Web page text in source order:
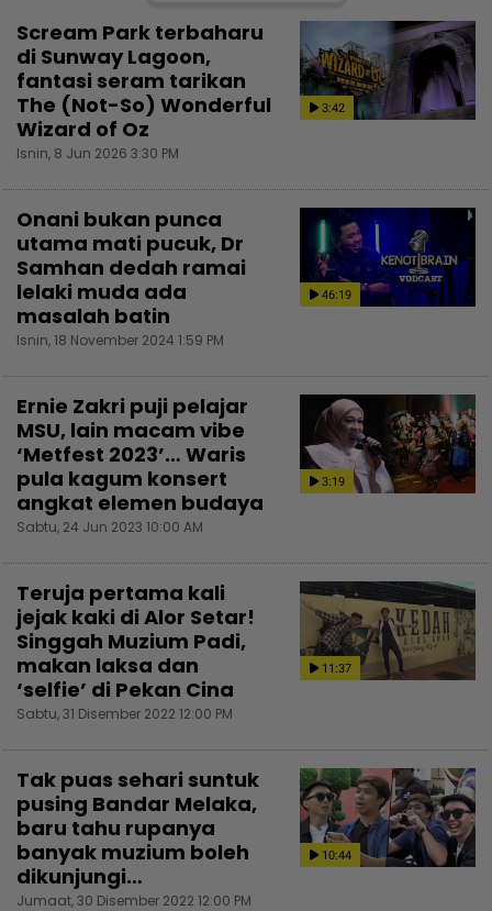
3:42
Scream Park terbaharu
di Sunway Lagoon,
fantasi seram tarikan
The (Not-So) Wonderful
Wizard of Oz
Isnin, 8 Jun 2026 3:30 PM
46:19
Onani bukan punca
utama mati pucuk, Dr
Samhan dedah ramai
lelaki muda ada
masalah batin
Isnin, 18 November 2024 1:59 PM
3:19
Ernie Zakri puji pelajar
MSU, lain macam vibe
‘Metfest 2023’… Waris
pula kagum konsert
angkat elemen budaya
Sabtu, 24 Jun 2023 10:00 AM
11:37
Teruja pertama kali
jejak kaki di Alor Setar!
Singgah Muzium Padi,
makan laksa dan
‘selfie’ di Pekan Cina
Sabtu, 31 Disember 2022 12:00 PM
10:44
Tak puas sehari suntuk
pusing Bandar Melaka,
baru tahu rupanya
banyak muzium boleh
dikunjungi…
Jumaat, 30 Disember 2022 12:00 PM